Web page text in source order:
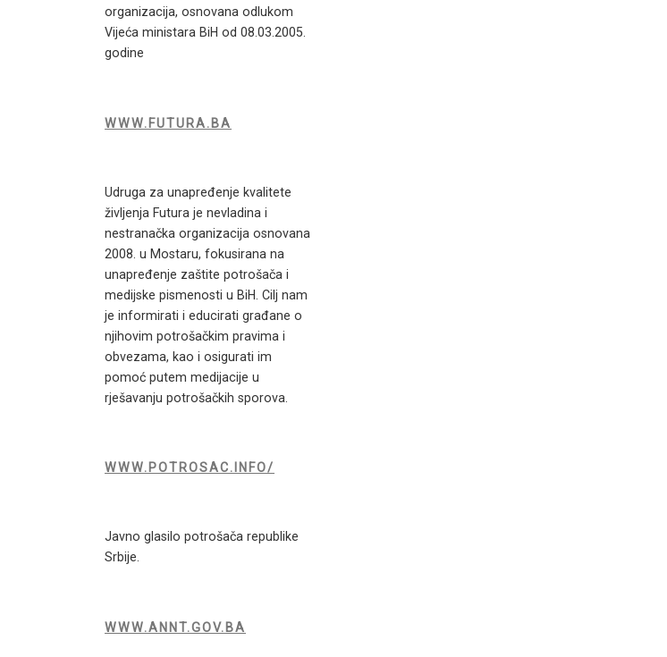
organizacija, osnovana odlukom
Vijeća ministara BiH od 08.03.2005.
godine
WWW.FUTURA.BA
Udruga za unapređenje kvalitete
življenja Futura je nevladina i
nestranačka organizacija osnovana
2008. u Mostaru, fokusirana na
unapređenje zaštite potrošača i
medijske pismenosti u BiH. Cilj nam
je informirati i educirati građane o
njihovim potrošačkim pravima i
obvezama, kao i osigurati im
pomoć putem medijacije u
rješavanju potrošačkih sporova.
WWW.POTROSAC.INFO/
Javno glasilo potrošača republike
Srbije.
WWW.ANNT.GOV.BA